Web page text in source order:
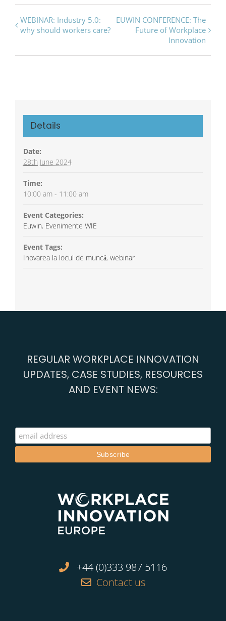
Event
Navigation
WEBINAR: Industry 5.0:
why should workers care?
EUWIN CONFERENCE: The
Future of Workplace
Innovation
Details
Date:
28th June 2024
Time:
10:00 am - 11:00 am
Event Categories:
Euwin, Evenimente WIE
Event Tags:
Inovarea la locul de muncă, webinar
REGULAR WORKPLACE INNOVATION
UPDATES, CASE STUDIES, RESOURCES
AND EVENT NEWS:
+44 (0)333 987 5116
Contact us